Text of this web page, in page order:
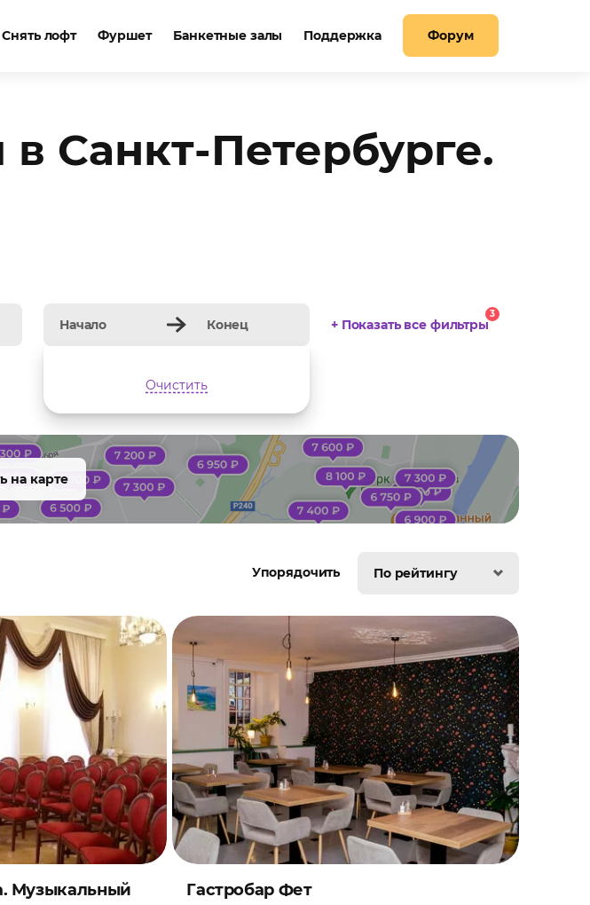
Снять лофт Фуршет Банкетные залы Поддержка Форум
Санкт-Петербурге.
Очистить
+ Показать все фильтры
3
на карте
Упорядочить
Музыкальный
Гастробар Фет